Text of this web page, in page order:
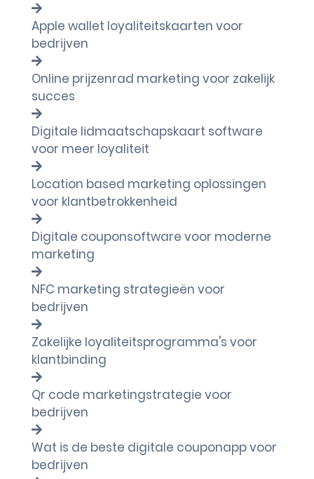
Apple wallet loyaliteitskaarten voor
bedrijven
Online prijzenrad marketing voor zakelijk
succes
Digitale lidmaatschapskaart software
voor meer loyaliteit
Location based marketing oplossingen
voor klantbetrokkenheid
Digitale couponsoftware voor moderne
marketing
NFC marketing strategieën voor
bedrijven
Zakelijke loyaliteitsprogramma's voor
klantbinding
Qr code marketingstrategie voor
bedrijven
Wat is de beste digitale couponapp voor
bedrijven